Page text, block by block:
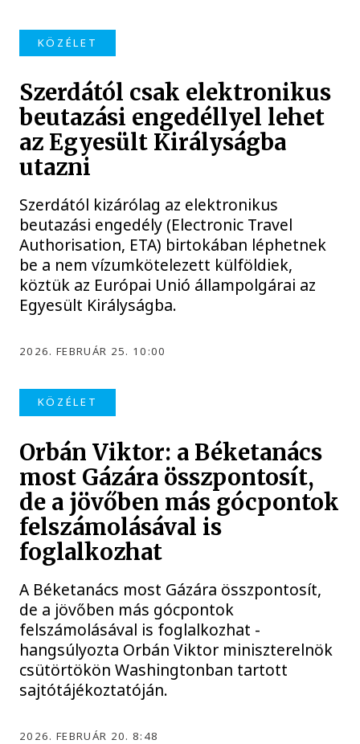
KÖZÉLET
Szerdától csak elektronikus
beutazási engedéllyel lehet
az Egyesült Királyságba
utazni
Szerdától kizárólag az elektronikus
beutazási engedély (Electronic Travel
Authorisation, ETA) birtokában léphetnek
be a nem vízumkötelezett külföldiek,
köztük az Európai Unió állampolgárai az
Egyesült Királyságba.
2026. FEBRUÁR 25. 10:00
KÖZÉLET
Orbán Viktor: a Béketanács
most Gázára összpontosít,
de a jövőben más gócpontok
felszámolásával is
foglalkozhat
A Béketanács most Gázára összpontosít,
de a jövőben más gócpontok
felszámolásával is foglalkozhat -
hangsúlyozta Orbán Viktor miniszterelnök
csütörtökön Washingtonban tartott
sajtótájékoztatóján.
2026. FEBRUÁR 20. 8:48